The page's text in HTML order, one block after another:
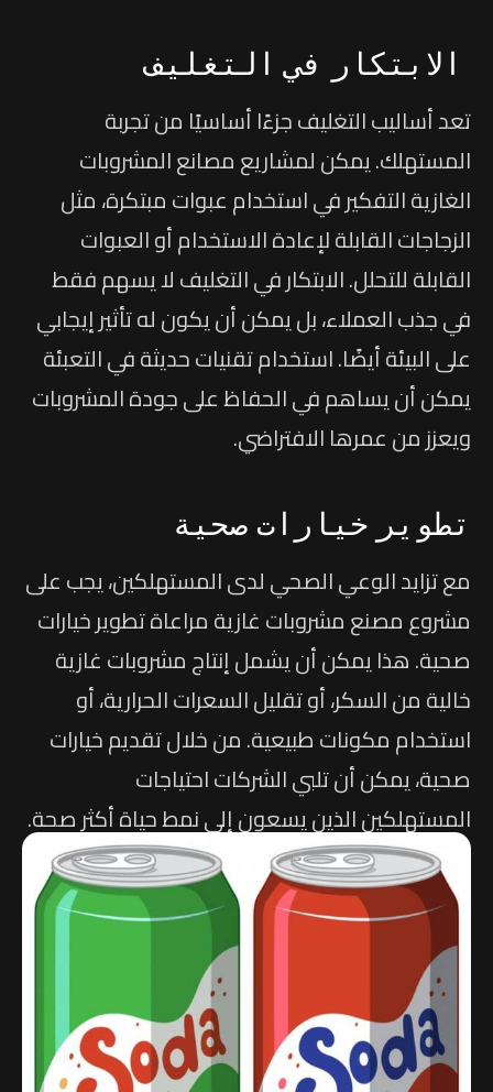
الابتكار في التغليف
تعد أساليب التغليف جزءًا أساسيًا من تجربة
المستهلك. يمكن لمشاريع مصانع المشروبات
الغازية التفكير في استخدام عبوات مبتكرة، مثل
الزجاجات القابلة لإعادة الاستخدام أو العبوات
القابلة للتحلل. الابتكار في التغليف لا يسهم فقط
في جذب العملاء، بل يمكن أن يكون له تأثير إيجابي
على البيئة أيضًا. استخدام تقنيات حديثة في التعبئة
يمكن أن يساهم في الحفاظ على جودة المشروبات
ويعزز من عمرها الافتراضي.
تطوير خيارات صحية
مع تزايد الوعي الصحي لدى المستهلكين، يجب على
مشروع مصنع مشروبات غازية مراعاة تطوير خيارات
صحية. هذا يمكن أن يشمل إنتاج مشروبات غازية
خالية من السكر، أو تقليل السعرات الحرارية، أو
استخدام مكونات طبيعية. من خلال تقديم خيارات
صحية، يمكن أن تلبي الشركات احتياجات
المستهلكين الذين يسعون إلى نمط حياة أكثر صحة.